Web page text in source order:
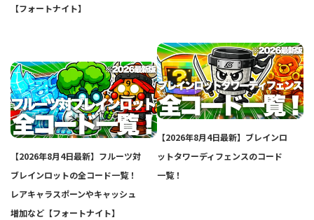
【フォートナイト】
【2026年8月4日最新】フルーツ対
ブレインロットの全コード一覧！
レアキャラスポーンやキャッシュ
増加など【フォートナイト】
【2026年8月4日最新】ブレインロ
ットタワーディフェンスのコード
一覧！